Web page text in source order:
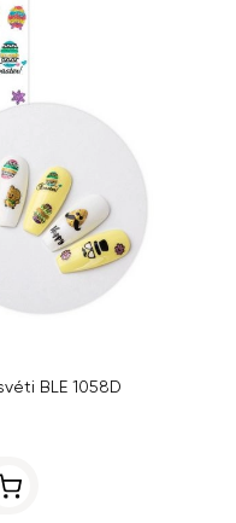
BLE 1058D